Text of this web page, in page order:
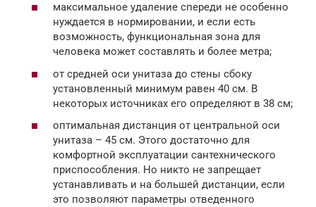
максимальное удаление спереди не особенно
нуждается в нормировании, и если есть
возможность, функциональная зона для
человека может составлять и более метра;
от средней оси унитаза до стены сбоку
установленный минимум равен 40 см. В
некоторых источниках его определяют в 38 см;
оптимальная дистанция от центральной оси
унитаза – 45 см. Этого достаточно для
комфортной эксплуатации сантехнического
приспособления. Но никто не запрещает
устанавливать и на большей дистанции, если
это позволяют параметры отведенного